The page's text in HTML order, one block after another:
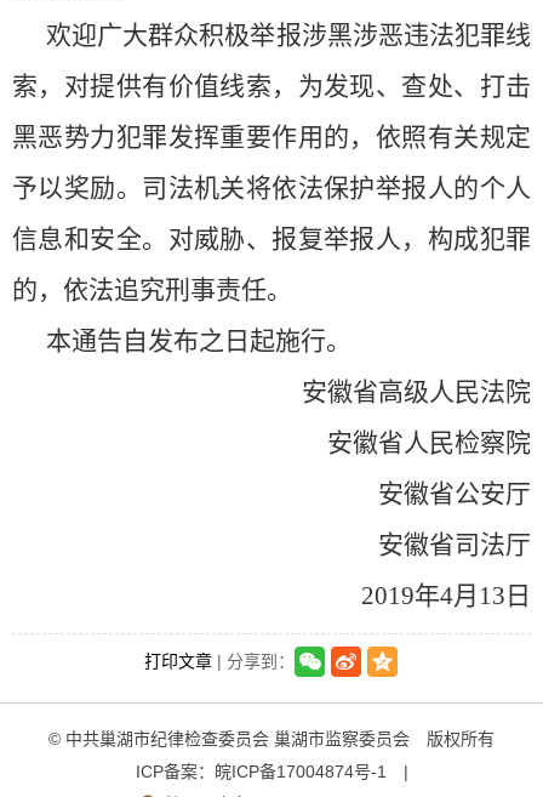
欢迎广大群众积极举报涉黑涉恶违法犯罪线
索，对提供有价值线索，为发现、查处、打击
黑恶势力犯罪发挥重要作用的，依照有关规定
予以奖励。司法机关将依法保护举报人的个人
信息和安全。对威胁、报复举报人，构成犯罪
的，依法追究刑事责任。
本通告自发布之日起施行。
安徽省高级人民法院
安徽省人民检察院
安徽省公安厅
安徽省司法厅
2019年4月13日
打印文章 | 分享到：
© 中共巢湖市纪律检查委员会 巢湖市监察委员会 版权所有
ICP备案： 皖ICP备17004874号-1
|